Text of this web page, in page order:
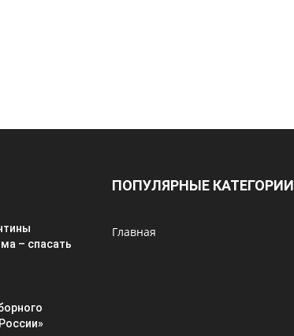
– спасать
ПОПУЛЯРНЫЕ КАТЕГОРИИ
Главная